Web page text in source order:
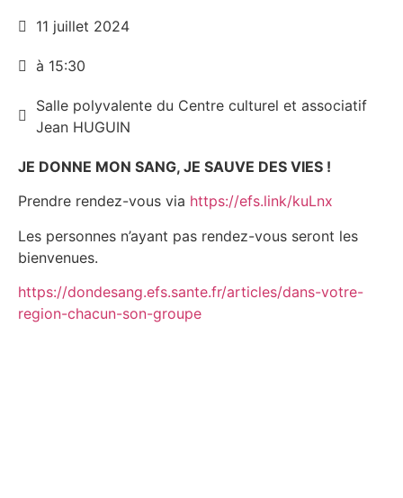
JE DONNE MON SANG, JE SAUVE DES VIES !
Prendre rendez-vous via https://efs.link/kuLnx
Les personnes n’ayant pas rendez-vous seront les
bienvenues.
https://dondesang.efs.sante.fr/articles/dans-votre-
region-chacun-son-groupe
11 juillet 2024
à 15:30
Salle polyvalente du Centre culturel et associatif
Jean HUGUIN